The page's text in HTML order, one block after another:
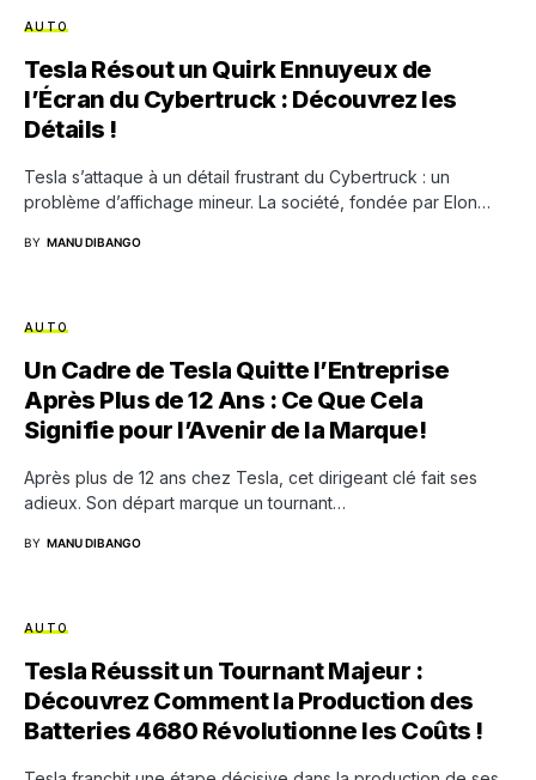
AUTO
Tesla Résout un Quirk Ennuyeux de
l’Écran du Cybertruck : Découvrez les
Détails !
Tesla s’attaque à un détail frustrant du Cybertruck : un
problème d’affichage mineur. La société, fondée par Elon…
BY MANU DIBANGO
AUTO
Un Cadre de Tesla Quitte l’Entreprise
Après Plus de 12 Ans : Ce Que Cela
Signifie pour l’Avenir de la Marque!
Après plus de 12 ans chez Tesla, cet dirigeant clé fait ses
adieux. Son départ marque un tournant…
BY MANU DIBANGO
AUTO
Tesla Réussit un Tournant Majeur :
Découvrez Comment la Production des
Batteries 4680 Révolutionne les Coûts !